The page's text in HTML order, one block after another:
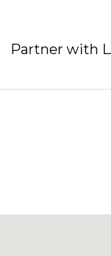
Partner with